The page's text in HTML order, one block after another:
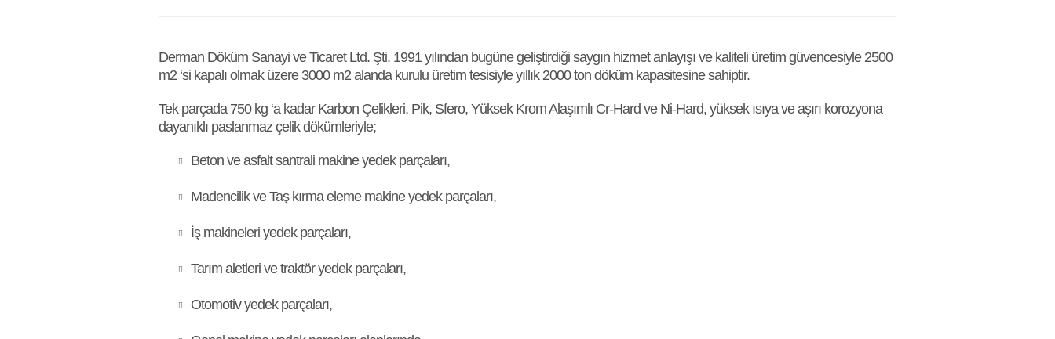
Derman Döküm Sanayi ve Ticaret Ltd. Şti. 1991 yılından bugüne geliştirdiği saygın hizmet anlayışı ve kaliteli üretim güvencesiyle 2500
m2 ‘si kapalı olmak üzere 3000 m2 alanda kurulu üretim tesisiyle yıllık 2000 ton döküm kapasitesine sahiptir.
Tek parçada 750 kg ‘a kadar Karbon Çelikleri, Pik, Sfero, Yüksek Krom Alaşımlı Cr-Hard ve Ni-Hard, yüksek ısıya ve aşırı korozyona
dayanıklı paslanmaz çelik dökümleriyle;
Beton ve asfalt santrali makine yedek parçaları,
Madencilik ve Taş kırma eleme makine yedek parçaları,
İş makineleri yedek parçaları,
Tarım aletleri ve traktör yedek parçaları,
Otomotiv yedek parçaları,